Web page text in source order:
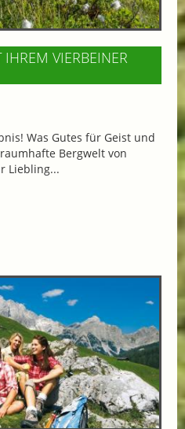
VIERBEINER
Was Gutes für Geist und
Bergwelt von
Liebling...